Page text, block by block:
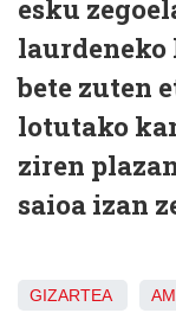
esku
bete zuten
lotutako
ziren
saioa izan
GIZARTEA